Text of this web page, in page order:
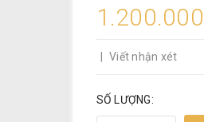
Viết nhận xét
SỐ LƯỢNG: